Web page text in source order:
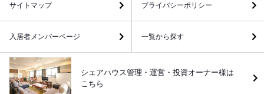
サイトマップ プライバシーポリシー
入居者メンバーページ 一覧から探す
シェアハウス管理・運営・投資オーナー様は
こちら